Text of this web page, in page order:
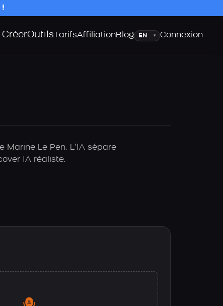
!
CréerOutils TarifsAffiliationBlogLangue
▾ Connexion
Le Pen. L’IA sépare
IA réaliste.